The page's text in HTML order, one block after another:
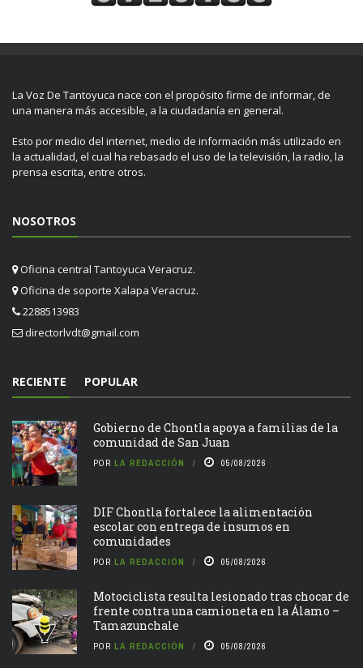
La Voz De Tantoyuca nace con el propósito firme de informar, de
una manera más accesible, a la ciudadanía en general.
Esto por medio del internet, medio de información más utilizado en
la actualidad, el cual ha rebasado el uso de la televisión, la radio, la
prensa escrita, entre otros.
NOSOTROS
Oficina central Tantoyuca Veracruz.
Oficina de soporte Xalapa Veracruz.
2288513983
directorlvdt@gmail.com
RECIENTE POPULAR
Gobierno de Chontla apoya a familias de la
comunidad de San Juan
POR LA REDACCIÓN 05/08/2026
DIF Chontla fortalece la alimentación
escolar con entrega de insumos en
comunidades
POR LA REDACCIÓN 05/08/2026
Motociclista resulta lesionado tras chocar de
frente contra una camioneta en la Álamo –
Tamazunchale
POR LA REDACCIÓN 05/08/2026